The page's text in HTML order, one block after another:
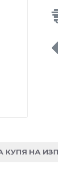
КУПЯ НА